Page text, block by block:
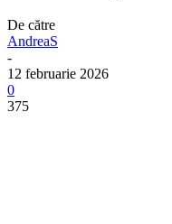
De către
AndreaS
-
12 februarie 2026
0
375